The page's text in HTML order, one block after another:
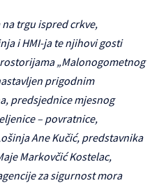
trgu ispred crkve,
i HMI-ja te njihovi gosti
„Malonogometnog
prigodnim
predsjednice mjesnog
– povratnice,
Ane Kučić, predstavnika
Markovčić Kostelac,
za sigurnost mora